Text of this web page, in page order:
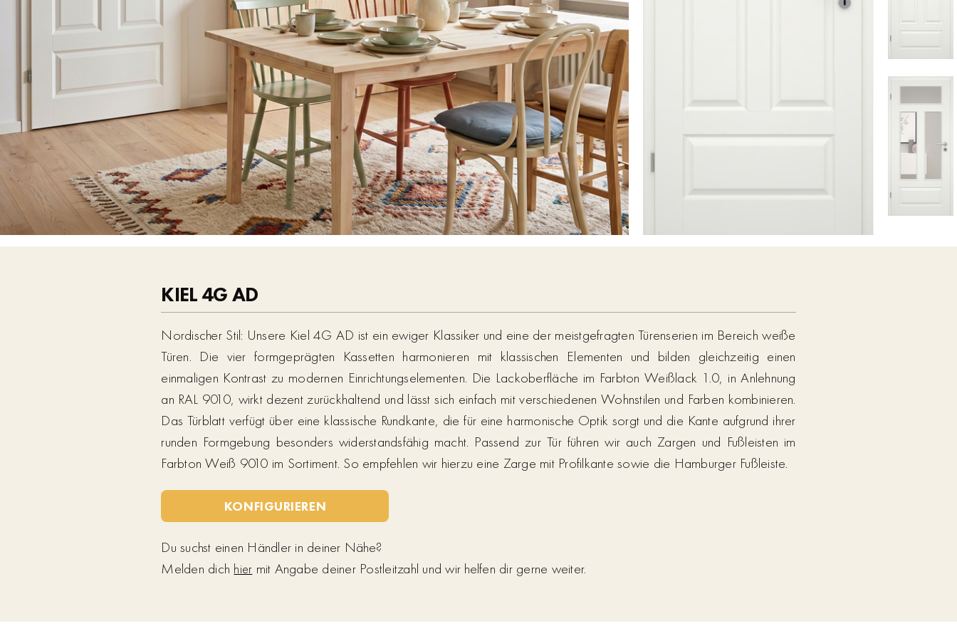
KIEL 4G AD
Nordischer Stil: Unsere Kiel 4G AD ist ein ewiger Klassiker und eine der meistgefragten Türenserien im Bereich weiße
Türen. Die vier formgeprägten Kassetten harmonieren mit klassischen Elementen und bilden gleichzeitig einen
einmaligen Kontrast zu modernen Einrichtungselementen. Die Lackoberfläche im Farbton Weißlack 1.0, in Anlehnung
an RAL 9010, wirkt dezent zurückhaltend und lässt sich einfach mit verschiedenen Wohnstilen und Farben kombinieren.
Das Türblatt verfügt über eine klassische Rundkante, die für eine harmonische Optik sorgt und die Kante aufgrund ihrer
runden Formgebung besonders widerstandsfähig macht. Passend zur Tür führen wir auch Zargen und Fußleisten im
Farbton Weiß 9010 im Sortiment. So empfehlen wir hierzu eine Zarge mit Profilkante sowie die Hamburger Fußleiste.
KONFIGURIEREN
Du suchst einen Händler in deiner Nähe?
Melden dich hier mit Angabe deiner Postleitzahl und wir helfen dir gerne weiter.